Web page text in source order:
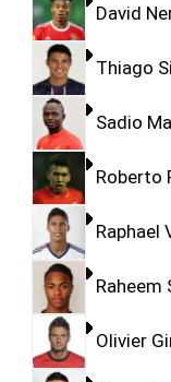
David
Thiago
Sadio
Roberto
Raphael
Raheem
Olivier